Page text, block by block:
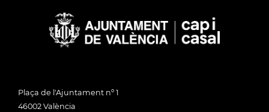
Plaça de l'Ajuntament nº 1
46002 València